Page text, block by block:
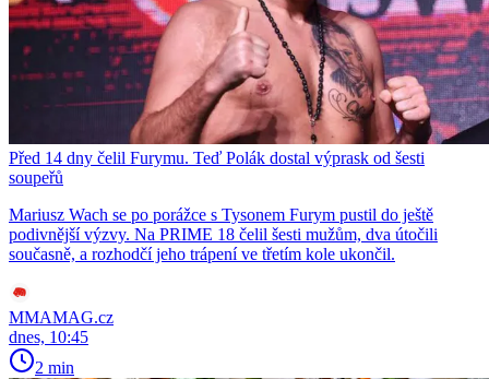
Před 14 dny čelil Furymu. Teď Polák dostal výprask od šesti
soupeřů
Mariusz Wach se po porážce s Tysonem Furym pustil do ještě
podivnější výzvy. Na PRIME 18 čelil šesti mužům, dva útočili
současně, a rozhodčí jeho trápení ve třetím kole ukončil.
MMAMAG.cz
dnes, 10:45
2 min